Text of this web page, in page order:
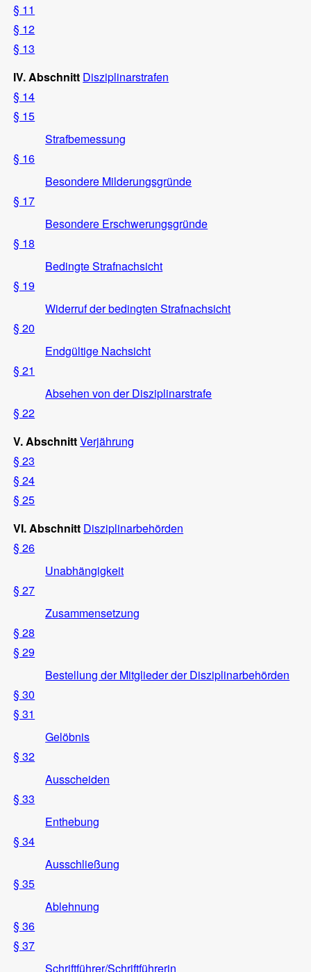
§ 11
§ 12
§ 13
IV. Abschnitt Disziplinarstrafen
§ 14
§ 15
Strafbemessung
§ 16
Besondere Milderungsgründe
§ 17
Besondere Erschwerungsgründe
§ 18
Bedingte Strafnachsicht
§ 19
Widerruf der bedingten Strafnachsicht
§ 20
Endgültige Nachsicht
§ 21
Absehen von der Disziplinarstrafe
§ 22
V. AbschnittVerjährung
§ 23
§ 24
§ 25
VI. Abschnitt Disziplinarbehörden
§ 26
Unabhängigkeit
§ 27
Zusammensetzung
§ 28
§ 29
Bestellung der Mitglieder der Disziplinarbehörden
§ 30
§ 31
Gelöbnis
§ 32
Ausscheiden
§ 33
Enthebung
§ 34
Ausschließung
§ 35
Ablehnung
§ 36
§ 37
Schriftführer/Schriftführerin